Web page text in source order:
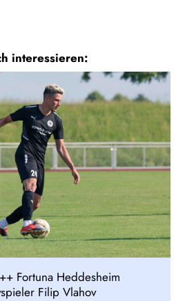
interessieren:
Fortuna Heddesheim
Filip Vlahov